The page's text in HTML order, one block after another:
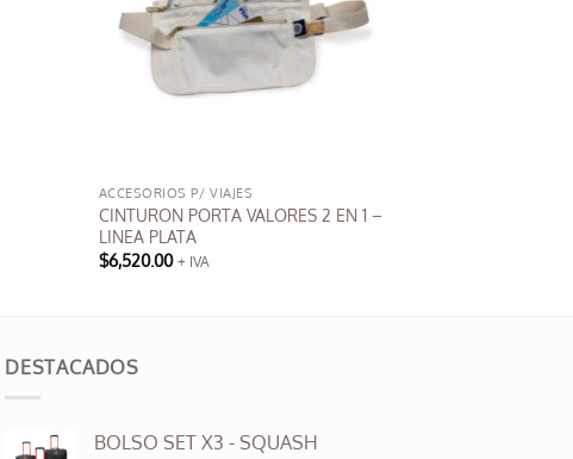
ACCESORIOS P/ VIAJES
CINTURON PORTA VALORES 2 EN 1 –
LINEA PLATA
$6,520.00 + IVA
DESTACADOS
BOLSO SET X3 - SQUASH